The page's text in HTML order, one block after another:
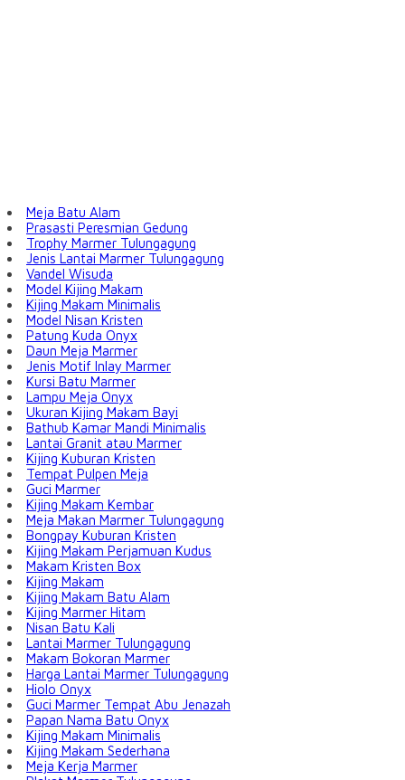
Meja Batu Alam
Prasasti Peresmian Gedung
Trophy Marmer Tulungagung
Jenis Lantai Marmer Tulungagung
Vandel Wisuda
Model Kijing Makam
Kijing Makam Minimalis
Model Nisan Kristen
Patung Kuda Onyx
Daun Meja Marmer
Jenis Motif Inlay Marmer
Kursi Batu Marmer
Lampu Meja Onyx
Ukuran Kijing Makam Bayi
Bathub Kamar Mandi Minimalis
Lantai Granit atau Marmer
Kijing Kuburan Kristen
Tempat Pulpen Meja
Guci Marmer
Kijing Makam Kembar
Meja Makan Marmer Tulungagung
Bongpay Kuburan Kristen
Kijing Makam Perjamuan Kudus
Makam Kristen Box
Kijing Makam
Kijing Makam Batu Alam
Kijing Marmer Hitam
Nisan Batu Kali
Lantai Marmer Tulungagung
Makam Bokoran Marmer
Harga Lantai Marmer Tulungagung
Hiolo Onyx
Guci Marmer Tempat Abu Jenazah
Papan Nama Batu Onyx
Kijing Makam Minimalis
Kijing Makam Sederhana
Meja Kerja Marmer